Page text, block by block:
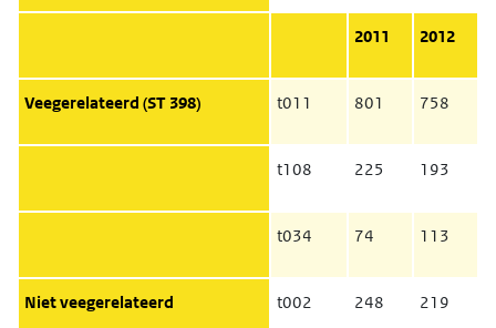
2011 2012
Veegerelateerd (ST 398) t011 801 758
t108 225 193
t034 74 113
Niet veegerelateerd t002 248 219